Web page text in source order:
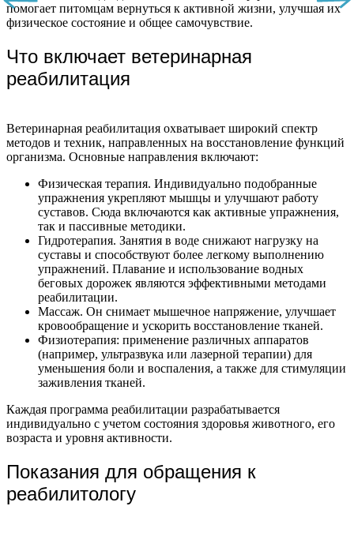
помогает питомцам вернуться к активной жизни, улучшая их
физическое состояние и общее самочувствие.
Что включает ветеринарная
реабилитация
Ветеринарная реабилитация охватывает широкий спектр
методов и техник, направленных на восстановление функций
организма. Основные направления включают:
Физическая терапия. Индивидуально подобранные
упражнения укрепляют мышцы и улучшают работу
суставов. Сюда включаются как активные упражнения,
так и пассивные методики.
Гидротерапия. Занятия в воде снижают нагрузку на
суставы и способствуют более легкому выполнению
упражнений. Плавание и использование водных
беговых дорожек являются эффективными методами
реабилитации.
Массаж. Он снимает мышечное напряжение, улучшает
кровообращение и ускорить восстановление тканей.
Физиотерапия: применение различных аппаратов
(например, ультразвука или лазерной терапии) для
уменьшения боли и воспаления, а также для стимуляции
заживления тканей.
Каждая программа реабилитации разрабатывается
индивидуально с учетом состояния здоровья животного, его
возраста и уровня активности.
Показания для обращения к
реабилитологу